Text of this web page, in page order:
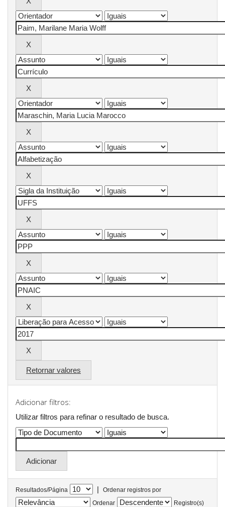
Retornar valores
Adicionar filtros:
Utilizar filtros para refinar o resultado de busca.
Resultados/Página |
Ordenar registros por
Ordenar
Registro(s)